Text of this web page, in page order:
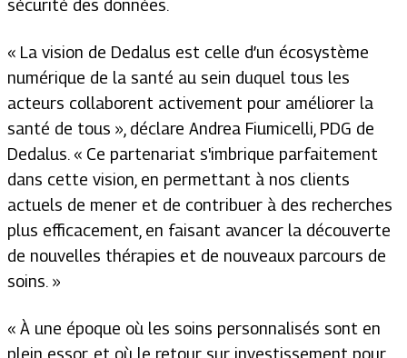
sécurité des données.
« La vision de Dedalus est celle d’un écosystème
numérique de la santé au sein duquel tous les
acteurs collaborent activement pour améliorer la
santé de tous », déclare Andrea Fiumicelli, PDG de
Dedalus. « Ce partenariat s'imbrique parfaitement
dans cette vision, en permettant à nos clients
actuels de mener et de contribuer à des recherches
plus efficacement, en faisant avancer la découverte
de nouvelles thérapies et de nouveaux parcours de
soins. »
« À une époque où les soins personnalisés sont en
plein essor, et où le retour sur investissement pour